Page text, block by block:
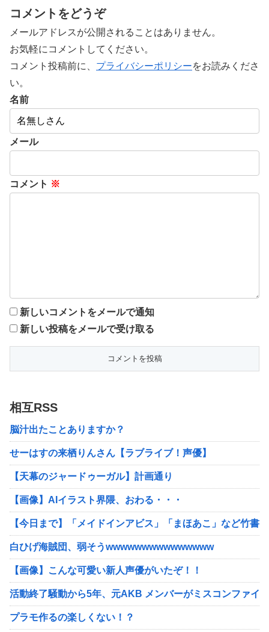
コメントをどうぞ
メールアドレスが公開されることはありません。
お気軽にコメントしてください。
コメント投稿前に、 プライバシーポリシーをお読みくださ
い。
名前
メール
コメント ※
新しいコメントをメールで通知
新しい投稿をメールで受け取る
相互RSS
脳汁出たことありますか？
せーはすの来栖りんさん【ラブライブ！声優】
【天幕のジャードゥーガル】計画通り
【画像】AIイラスト界隈、おわる・・・
【今日まで】「メイドインアビス」「まほあこ」など竹書
白ひげ海賊団、弱そうwwwwwwwwwwwwwww
【画像】こんな可愛い新人声優がいたぞ！！
活動終了騒動から5年、元AKB メンバーがミスコンファイ
プラモ作るの楽しくない！？